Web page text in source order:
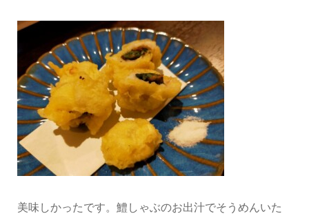
美味しかったです。鱧しゃぶのお出汁でそうめんいた